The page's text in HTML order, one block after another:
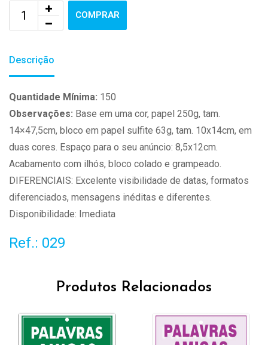
COMPRAR
Descrição
Quantidade Mínima: 150
Observações: Base em uma cor, papel 250g, tam.
14×47,5cm, bloco em papel sulfite 63g, tam. 10x14cm, em
duas cores. Espaço para o seu anúncio: 8,5x12cm.
Acabamento com ilhós, bloco colado e grampeado.
DIFERENCIAIS: Excelente visibilidade de datas, formatos
diferenciados, mensagens inéditas e diferentes.
Disponibilidade: Imediata
Ref.: 029
Produtos Relacionados